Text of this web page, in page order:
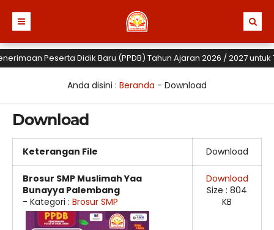
Peserta Didik Baru (PPDB) Tahun Ajaran 2026 / 2027 untuk
Anda disini : Beranda - Download
Download
Keterangan File Download
Brosur SMP Muslimah Yaa
Bunayya Palembang
- Kategori : Brosur SMP
Download
Size : 804
KB